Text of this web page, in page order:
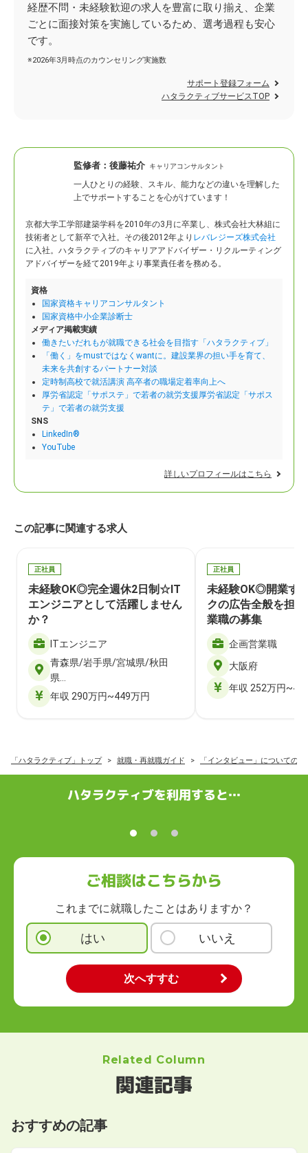
経歴不問・未経験歓迎の求人を豊富に取り揃え、企業
ごとに面接対策を実施しているため、選考過程も安心
です。
※2026年3月時点のカウンセリング実施数
サポート登録フォーム
ハタラクティブサービスTOP
監修者： 後藤祐介 キャリアコンサルタント
一人ひとりの経験、スキル、能力などの違いを理解した
上でサポートすることを心がけています！
京都大学工学部建築学科を2010年の3月に卒業し、株式会社大林組に
技術者として新卒で入社。 その後2012年より レバレジーズ株式会社
に入社。ハタラクティブのキャリアアドバイザー・リクルーティング
アドバイザーを経て2019年より事業責任者を務める。
資格
国家資格キャリアコンサルタント
国家資格中小企業診断士
メディア掲載実績
働きたいだれもが就職できる社会を目指す「ハタラクティブ」
「働く」をmustではなくwantに。建設業界の担い手を育て、
未来を共創するパートナー対談
定時制高校で就活講演 高卒者の職場定着率向上へ
厚労省認定「サポステ」で若者の就労支援厚労省認定「サポス
テ」で若者の就労支援
SNS
LinkedIn®
YouTube
詳しいプロフィールはこちら
この記事に関連する求人
正社員
未経験OK◎完全週休2日制☆IT
エンジニアとして活躍しません
か？
ITエンジニア
青森県/岩手県/宮城県/秋田
県…
年収 290万円~449万円
正社員
未経験OK◎開業す
クの広告全般を担
業職の募集
企画営業職
大阪府
年収 252万円
「ハタラクティブ」トップ 就職・再就職ガイド 「インタビュー」についての
ハタラクティブを利用すると…
ご相談はこちらから
これまでに就職したことはありますか？
はい いいえ
Related Column
関連記事
おすすめの記事